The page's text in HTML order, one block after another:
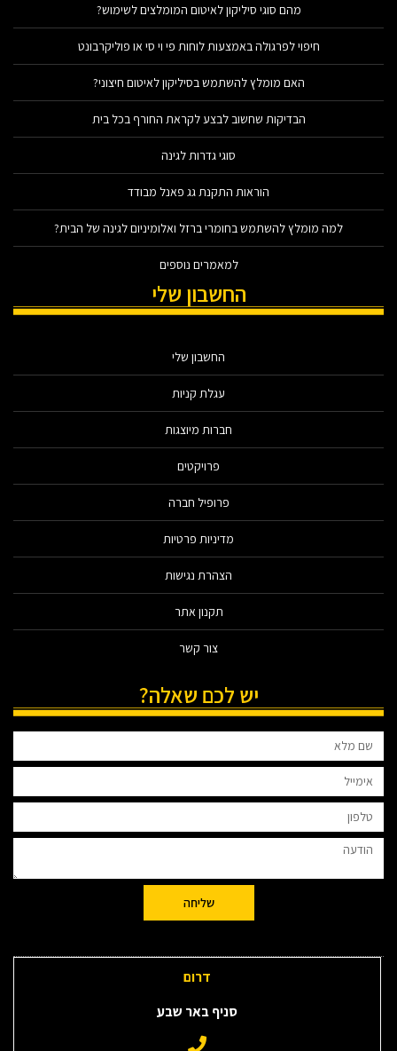
מהם סוגי סיליקון לאיטום המומלצים לשימוש?
חיפוי לפרגולה באמצעות לוחות פי וי סי או פוליקרבונט
האם מומלץ להשתמש בסיליקון לאיטום חיצוני?
הבדיקות שחשוב לבצע לקראת החורף בכל בית
סוגי גדרות לגינה
הוראות התקנת גג פאנל מבודד
למה מומלץ להשתמש בחומרי ברזל ואלומיניום לגינה של הבית?
למאמרים נוספים
החשבון שלי
החשבון שלי
עגלת קניות
חברות מיוצגות
פרויקטים
פרופיל חברה
מדיניות פרטיות
הצהרת נגישות
תקנון אתר
צור קשר
יש לכם שאלה?
שליחה
דרום
סניף באר שבע